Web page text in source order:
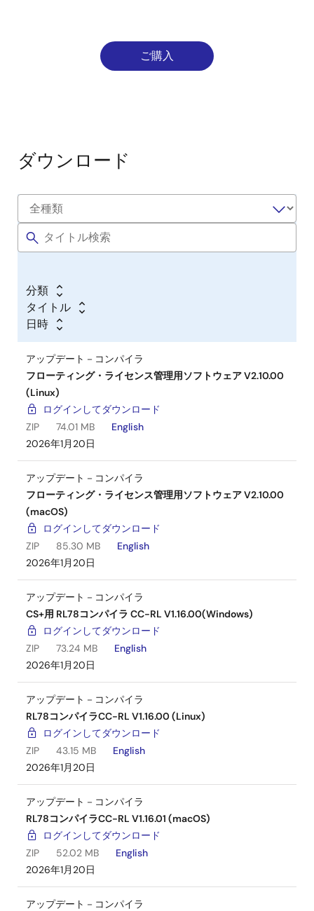
ご購入
ダウンロード
分類
タイトル
日時
アップデート－コンパイラ
フローティング・ライセンス管理用ソフトウェア V2.10.00
(Linux)
ログインしてダウンロード
ZIP
74.01 MB
English
2026年1月20日
アップデート－コンパイラ
フローティング・ライセンス管理用ソフトウェア V2.10.00
(macOS)
ログインしてダウンロード
ZIP
85.30 MB
English
2026年1月20日
アップデート－コンパイラ
CS+用 RL78コンパイラ CC-RL V1.16.00(Windows)
ログインしてダウンロード
ZIP
73.24 MB
English
2026年1月20日
アップデート－コンパイラ
RL78コンパイラCC-RL V1.16.00 (Linux)
ログインしてダウンロード
ZIP
43.15 MB
English
2026年1月20日
アップデート－コンパイラ
RL78コンパイラCC-RL V1.16.01 (macOS)
ログインしてダウンロード
ZIP
52.02 MB
English
2026年1月20日
アップデート－コンパイラ